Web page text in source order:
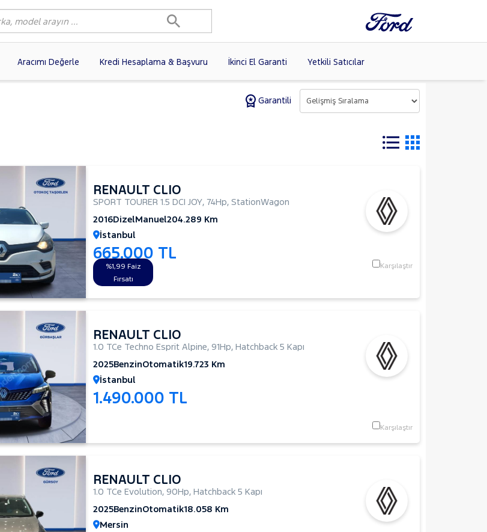
Aracımı Değerle Kredi Hesaplama & Başvuru İkinci El Garanti Yetkili Satıcılar
Garantili
RENAULT CLIO
SPORT TOURER 1.5 DCI JOY, 74Hp, StationWagon
2016DizelManuel204.289 Km
İstanbul
665.000 TL
%1,99 Faiz
Fırsatı
Karşılaştır
RENAULT CLIO
1.0 TCe Techno Esprit Alpine, 91Hp, Hatchback 5 Kapı
2025BenzinOtomatik19.723 Km
İstanbul
1.490.000 TL
Karşılaştır
RENAULT CLIO
1.0 TCe Evolution, 90Hp, Hatchback 5 Kapı
2025BenzinOtomatik18.058 Km
Mersin